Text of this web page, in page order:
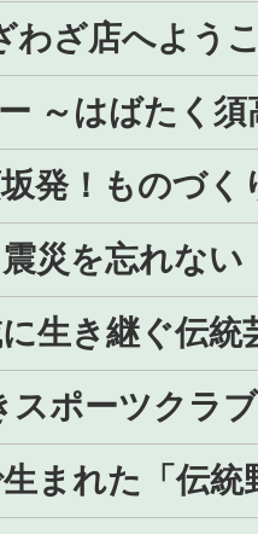
わざ店へよう
～はばたく
発！ものづく
震災を忘れない
生き継ぐ伝統
スポーツクラ
まれた「伝統